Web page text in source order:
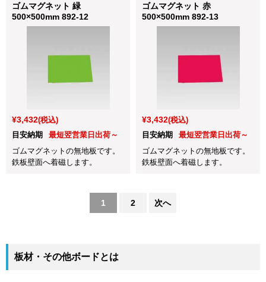
ゴムマグネット 緑
500×500mm 892-12
¥3,432(税込)
目安納期
最短翌営業日出荷～
ゴムマグネットの無地板です。
鉄板壁面へ着磁します。
ゴムマグネット 赤
500×500mm 892-13
¥3,432(税込)
目安納期
最短翌営業日出荷～
ゴムマグネットの無地板です。
鉄板壁面へ着磁します。
1 2 次へ
板材・その他ボードとは